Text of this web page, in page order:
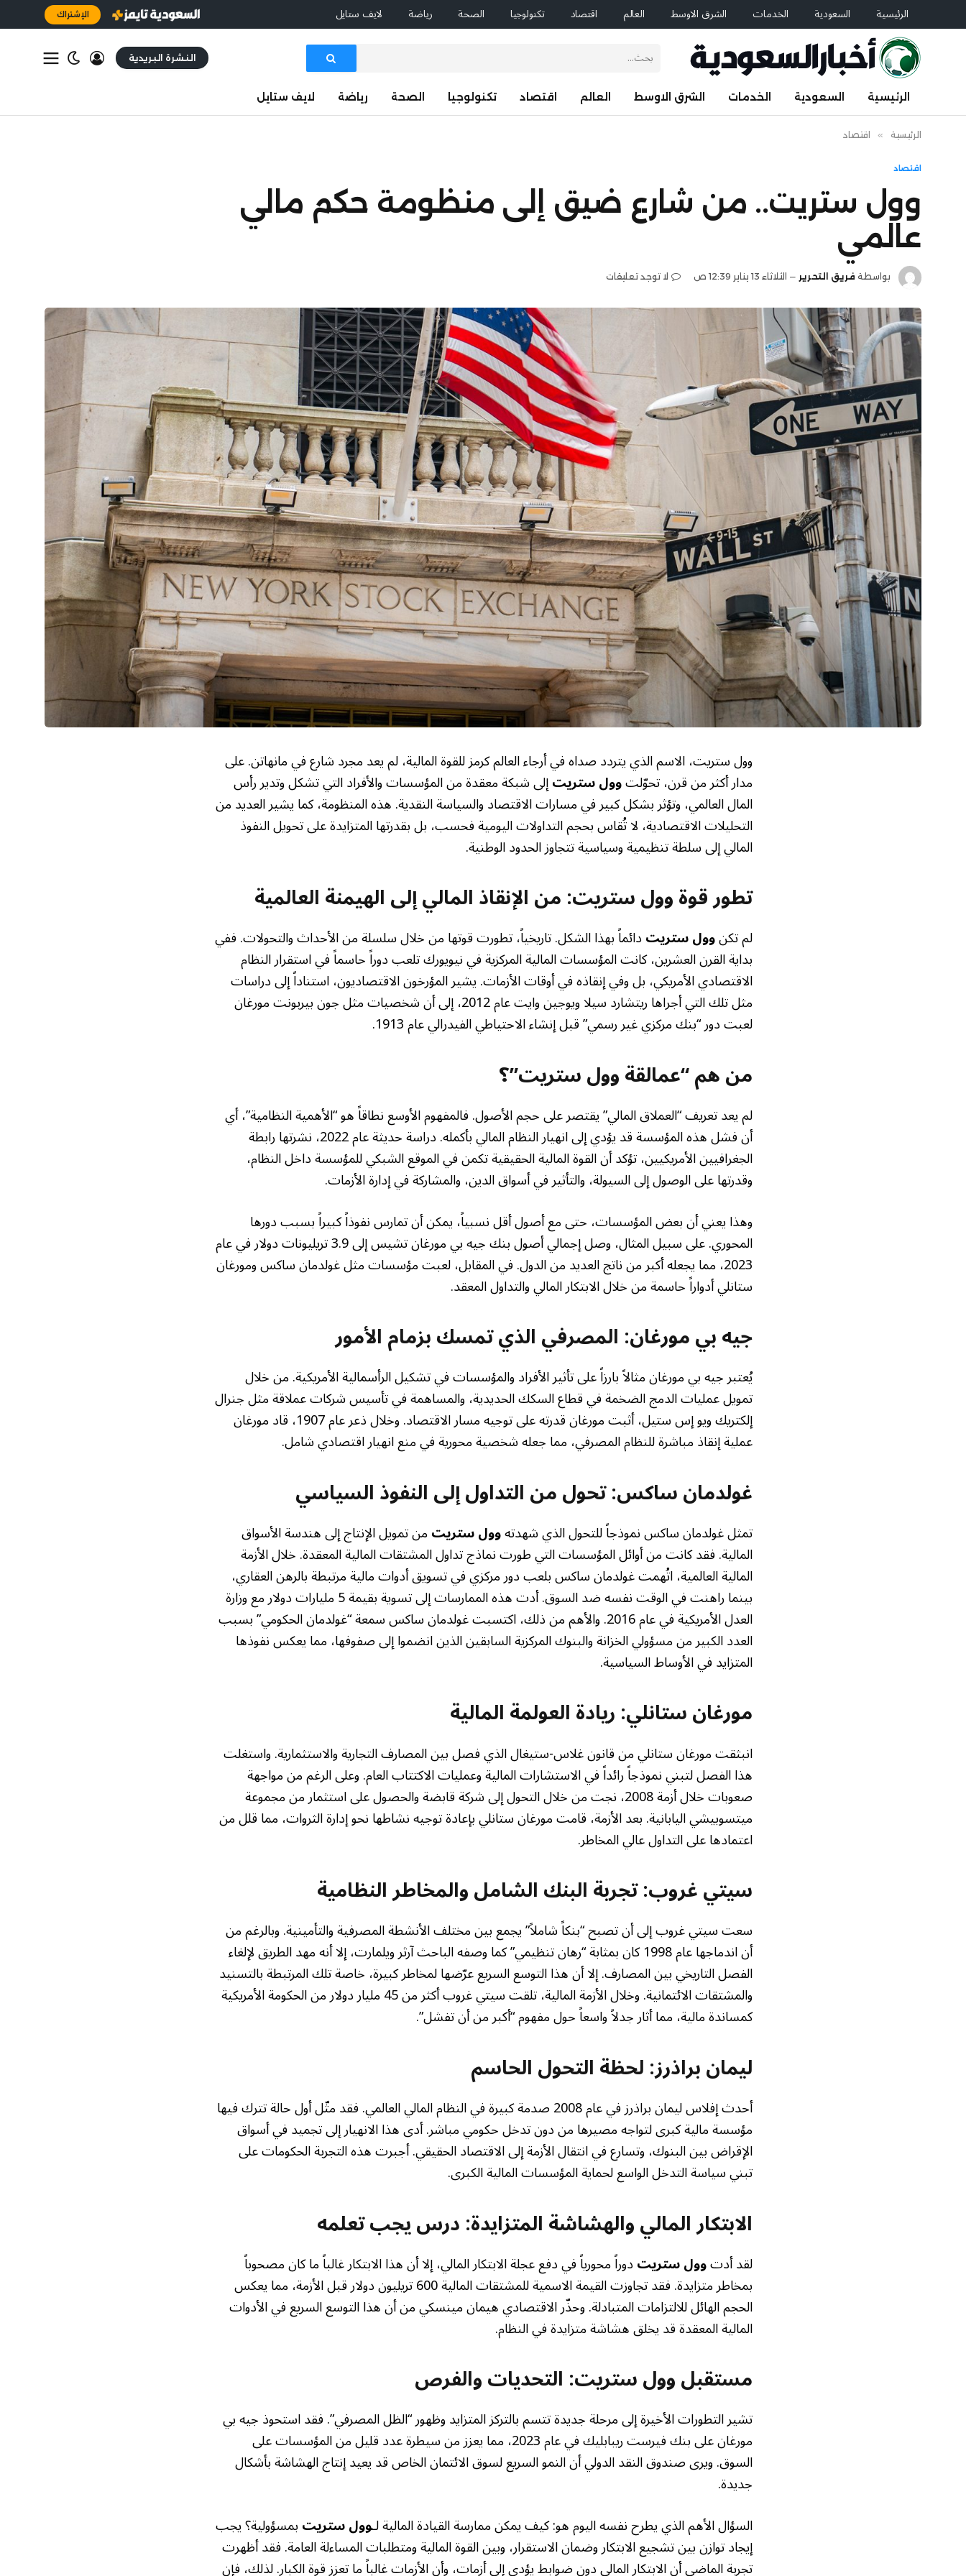
الرئيسية السعودية الخدمات الشرق الاوسط العالم اقتصاد تكنولوجيا الصحة رياضة لايف ستايل الإشتراك
النشرة البريدية
الرئيسية السعودية الخدمات الشرق الاوسط العالم اقتصاد تكنولوجيا الصحة رياضة لايف ستايل
الرئيسية » اقتصاد
اقتصاد
وول ستريت.. من شارع ضيق إلى منظومة حكم مالي
عالمي
بواسطة فريق التحرير الثلاثاء 13 يناير 12:39 ص لا توجد تعليقات
وول ستريت، الاسم الذي يتردد صداه في أرجاء العالم كرمز للقوة المالية، لم يعد مجرد شارع في مانهاتن. على
مدار أكثر من قرن، تحوّلتوول ستريتإلى شبكة معقدة من المؤسسات والأفراد التي تشكل وتدير رأس
المال العالمي، وتؤثر بشكل كبير في مسارات الاقتصاد والسياسة النقدية. هذه المنظومة، كما يشير العديد من
التحليلات الاقتصادية، لا تُقاس بحجم التداولات اليومية فحسب، بل بقدرتها المتزايدة على تحويل النفوذ
المالي إلى سلطة تنظيمية وسياسية تتجاوز الحدود الوطنية.
تطور قوة وول ستريت: من الإنقاذ المالي إلى الهيمنة العالمية
لم تكنوول ستريتدائماً بهذا الشكل. تاريخياً، تطورت قوتها من خلال سلسلة من الأحداث والتحولات. ففي
بداية القرن العشرين، كانت المؤسسات المالية المركزية في نيويورك تلعب دوراً حاسماً في استقرار النظام
الاقتصادي الأمريكي، بل وفي إنقاذه في أوقات الأزمات. يشير المؤرخون الاقتصاديون، استناداً إلى دراسات
مثل تلك التي أجراها ريتشارد سيلا ويوجين وايت عام 2012، إلى أن شخصيات مثل جون بيربونت مورغان
لعبت دور “بنك مركزي غير رسمي” قبل إنشاء الاحتياطي الفيدرالي عام 1913.
من هم “عمالقة وول ستريت”؟
لم يعد تعريف “العملاق المالي” يقتصر على حجم الأصول. فالمفهوم الأوسع نطاقاً هو “الأهمية النظامية”، أي
أن فشل هذه المؤسسة قد يؤدي إلى انهيار النظام المالي بأكمله. دراسة حديثة عام 2022، نشرتها رابطة
الجغرافيين الأمريكيين، تؤكد أن القوة المالية الحقيقية تكمن في الموقع الشبكي للمؤسسة داخل النظام،
وقدرتها على الوصول إلى السيولة، والتأثير في أسواق الدين، والمشاركة في إدارة الأزمات.
وهذا يعني أن بعض المؤسسات، حتى مع أصول أقل نسبياً، يمكن أن تمارس نفوذاً كبيراً بسبب دورها
المحوري. على سبيل المثال، وصل إجمالي أصول بنك جيه بي مورغان تشيس إلى 3.9 تريليونات دولار في عام
2023، مما يجعله أكبر من ناتج العديد من الدول. في المقابل، لعبت مؤسسات مثل غولدمان ساكس ومورغان
ستانلي أدواراً حاسمة من خلال الابتكار المالي والتداول المعقد.
جيه بي مورغان: المصرفي الذي تمسك بزمام الأمور
يُعتبر جيه بي مورغان مثالاً بارزاً على تأثير الأفراد والمؤسسات في تشكيل الرأسمالية الأمريكية. من خلال
تمويل عمليات الدمج الضخمة في قطاع السكك الحديدية، والمساهمة في تأسيس شركات عملاقة مثل جنرال
إلكتريك ويو إس ستيل، أثبت مورغان قدرته على توجيه مسار الاقتصاد. وخلال ذعر عام 1907، قاد مورغان
عملية إنقاذ مباشرة للنظام المصرفي، مما جعله شخصية محورية في منع انهيار اقتصادي شامل.
غولدمان ساكس: تحول من التداول إلى النفوذ السياسي
تمثل غولدمان ساكس نموذجاً للتحول الذي شهدتهوول ستريتمن تمويل الإنتاج إلى هندسة الأسواق
المالية. فقد كانت من أوائل المؤسسات التي طورت نماذج تداول المشتقات المالية المعقدة. خلال الأزمة
المالية العالمية، اتُهمت غولدمان ساكس بلعب دور مركزي في تسويق أدوات مالية مرتبطة بالرهن العقاري،
بينما راهنت في الوقت نفسه ضد السوق. أدت هذه الممارسات إلى تسوية بقيمة 5 مليارات دولار مع وزارة
العدل الأمريكية في عام 2016. والأهم من ذلك، اكتسبت غولدمان ساكس سمعة “غولدمان الحكومي” بسبب
العدد الكبير من مسؤولي الخزانة والبنوك المركزية السابقين الذين انضموا إلى صفوفها، مما يعكس نفوذها
المتزايد في الأوساط السياسية.
مورغان ستانلي: ريادة العولمة المالية
انبثقت مورغان ستانلي من قانون غلاس-ستيغال الذي فصل بين المصارف التجارية والاستثمارية. واستغلت
هذا الفصل لتبني نموذجاً رائداً في الاستشارات المالية وعمليات الاكتتاب العام. وعلى الرغم من مواجهة
صعوبات خلال أزمة 2008، نجت من خلال التحول إلى شركة قابضة والحصول على استثمار من مجموعة
ميتسوبيشي اليابانية. بعد الأزمة، قامت مورغان ستانلي بإعادة توجيه نشاطها نحو إدارة الثروات، مما قلل من
اعتمادها على التداول عالي المخاطر.
سيتي غروب: تجربة البنك الشامل والمخاطر النظامية
سعت سيتي غروب إلى أن تصبح “بنكاً شاملاً” يجمع بين مختلف الأنشطة المصرفية والتأمينية. وبالرغم من
أن اندماجها عام 1998 كان بمثابة “رهان تنظيمي” كما وصفه الباحث آرثر ويلمارت، إلا أنه مهد الطريق لإلغاء
الفصل التاريخي بين المصارف. إلا أن هذا التوسع السريع عرّضها لمخاطر كبيرة، خاصة تلك المرتبطة بالتسنيد
والمشتقات الائتمانية. وخلال الأزمة المالية، تلقت سيتي غروب أكثر من 45 مليار دولار من الحكومة الأمريكية
كمساندة مالية، مما أثار جدلاً واسعاً حول مفهوم “أكبر من أن تفشل”.
ليمان براذرز: لحظة التحول الحاسم
أحدث إفلاس ليمان براذرز في عام 2008 صدمة كبيرة في النظام المالي العالمي. فقد مثّل أول حالة تترك فيها
مؤسسة مالية كبرى لتواجه مصيرها من دون تدخل حكومي مباشر. أدى هذا الانهيار إلى تجميد في أسواق
الإقراض بين البنوك، وتسارع في انتقال الأزمة إلى الاقتصاد الحقيقي. أجبرت هذه التجربة الحكومات على
تبني سياسة التدخل الواسع لحماية المؤسسات المالية الكبرى.
الابتكار المالي والهشاشة المتزايدة: درس يجب تعلمه
لقد أدتوول ستريتدوراً محورياً في دفع عجلة الابتكار المالي، إلا أن هذا الابتكار غالباً ما كان مصحوباً
بمخاطر متزايدة. فقد تجاوزت القيمة الاسمية للمشتقات المالية 600 تريليون دولار قبل الأزمة، مما يعكس
الحجم الهائل للالتزامات المتبادلة. وحذّر الاقتصادي هيمان مينسكي من أن هذا التوسع السريع في الأدوات
المالية المعقدة قد يخلق هشاشة متزايدة في النظام.
مستقبل وول ستريت: التحديات والفرص
تشير التطورات الأخيرة إلى مرحلة جديدة تتسم بالتركز المتزايد وظهور “الظل المصرفي”. فقد استحوذ جيه بي
مورغان على بنك فيرست ريبابليك في عام 2023، مما يعزز من سيطرة عدد قليل من المؤسسات على
السوق. ويرى صندوق النقد الدولي أن النمو السريع لسوق الائتمان الخاص قد يعيد إنتاج الهشاشة بأشكال
جديدة.
السؤال الأهم الذي يطرح نفسه اليوم هو: كيف يمكن ممارسة القيادة المالية لـوول ستريتبمسؤولية؟ يجب
إيجاد توازن بين تشجيع الابتكار وضمان الاستقرار، وبين القوة المالية ومتطلبات المساءلة العامة. فقد أظهرت
تجربة الماضي أن الابتكار المالي دون ضوابط يؤدي إلى أزمات، وأن الأزمات غالباً ما تعزز قوة الكبار. لذلك، فإن